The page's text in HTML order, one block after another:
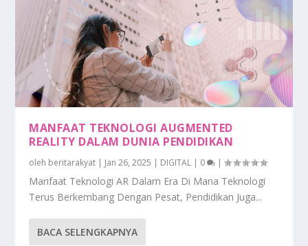
MANFAAT TEKNOLOGI AUGMENTED
REALITY DALAM DUNIA PENDIDIKAN
oleh beritarakyat | Jan 26, 2025 | DIGITAL | 0 |
Manfaat Teknologi AR Dalam Era Di Mana Teknologi
Terus Berkembang Dengan Pesat, Pendidikan Juga...
BACA SELENGKAPNYA